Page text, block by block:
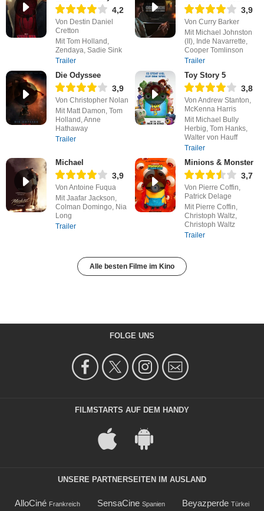
4,2
Von Destin Daniel
Cretton
Mit Tom Holland,
Zendaya, Sadie Sink
Trailer
3,9
Von Curry Barker
Mit Michael Johnston
(II), Inde Navarrette,
Cooper Tomlinson
Trailer
Die Odyssee
3,9
Von Christopher Nolan
Mit Matt Damon, Tom
Holland, Anne
Hathaway
Trailer
Toy Story 5
3,8
Von Andrew Stanton,
McKenna Harris
Mit Michael Bully
Herbig, Tom Hanks,
Walter von Hauff
Trailer
Michael
3,9
Von Antoine Fuqua
Mit Jaafar Jackson,
Colman Domingo, Nia
Long
Trailer
Minions & Monster
3,7
Von Pierre Coffin,
Patrick Delage
Mit Pierre Coffin,
Christoph Waltz,
Christoph Waltz
Trailer
Alle besten Filme im Kino
FOLGE UNS
FILMSTARTS AUF DEM HANDY
UNSERE PARTNERSEITEN IM AUSLAND
AlloCiné Frankreich SensaCine Spanien Beyazperde Türkei